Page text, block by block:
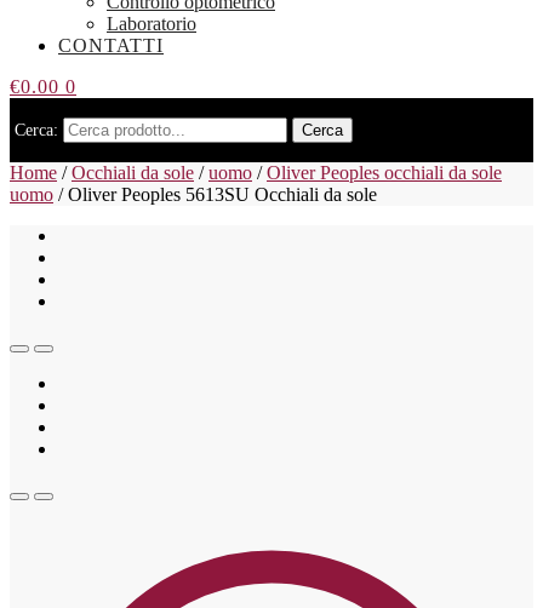
Laboratorio
CONTATTI
€0.00 0
Cerca: Cerca
Home /Occhiali da sole /uomo /Oliver Peoples occhiali da sole
uomo /Oliver Peoples 5613SU Occhiali da sole